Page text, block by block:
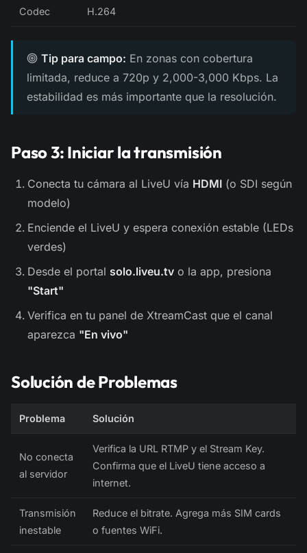
Codec H.264
Tip para campo: En zonas con cobertura
limitada, reduce a 720p y 2,000-3,000 Kbps. La
estabilidad es más importante que la resolución.
Paso 3: Iniciar la transmisión
Conecta tu cámara al LiveU vía HDMI (o SDI según
modelo)
Enciende el LiveU y espera conexión estable (LEDs
verdes)
Desde el portal solo.liveu.tv o la app, presiona
"Start"
Verifica en tu panel de XtreamCast que el canal
aparezca "En vivo"
Solución de Problemas
Problema Solución
No conecta
al servidor
Verifica la URL RTMP y el Stream Key.
Confirma que el LiveU tiene acceso a
internet.
Transmisión
inestable
Reduce el bitrate. Agrega más SIM cards
o fuentes WiFi.